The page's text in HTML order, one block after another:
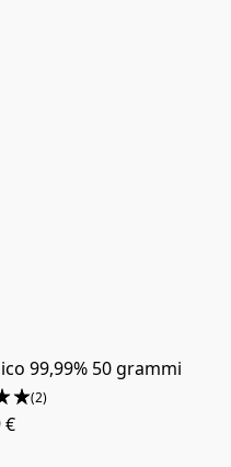
99,99% 50 grammi
(2)
€